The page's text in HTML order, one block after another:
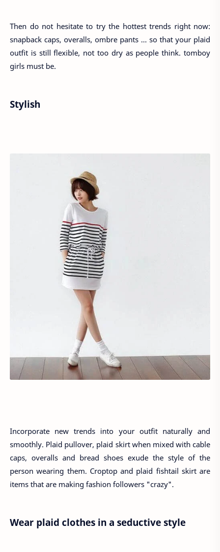
Then do not hesitate to try the hottest trends right now:
snapback caps, overalls, ombre pants ... so that your plaid
outfit is still flexible, not too dry as people think. tomboy
girls must be.
Stylish
Incorporate new trends into your outfit naturally and
smoothly. Plaid pullover, plaid skirt when mixed with cable
caps, overalls and bread shoes exude the style of the
person wearing them. Croptop and plaid fishtail skirt are
items that are making fashion followers "crazy".
Wear plaid clothes in a seductive style